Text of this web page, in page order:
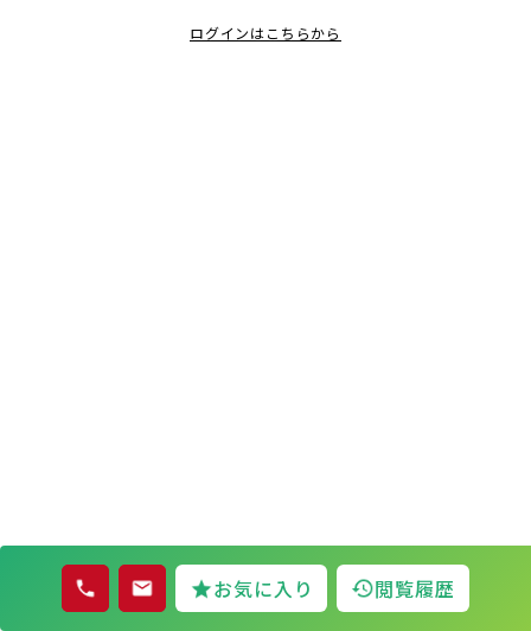
お気に入り 閲覧履歴
ログインはこちらから